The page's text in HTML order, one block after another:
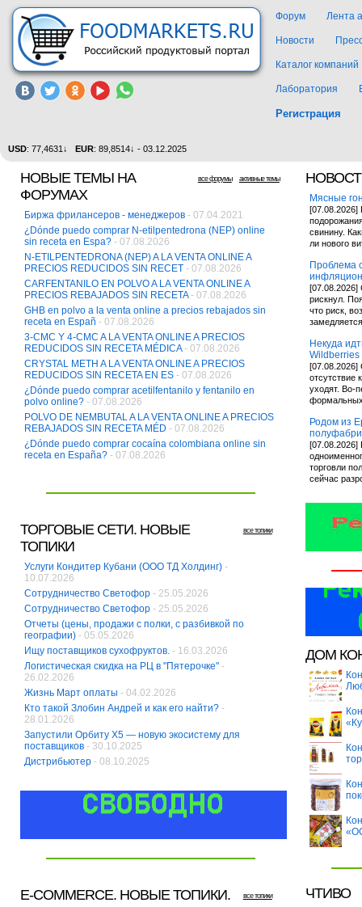
Форум Лента
Новости
Каталог компаний
Лаборатория
Регистрация
USD: 77,4631↓ EUR: 89,8514↓ - 03.12.2025
активные темы
все форумы
НОВЫЕ ТЕМЫ НА
ФОРУМАХ
Биржа фрилансеров - менеджеров - 07.04.2021
¿Dónde puedo comprar N-etilpentedrona (NEP) online
sin receta en Espa? - 07.08.2026
N-ETILPENTEDRONA (NEP) A LA VENTA ONLINE A
PRECIOS REDUCIDOS SIN RECET - 07.08.2026
CARFENTANILO EN POLVO A LA VENTA ONLINE A
PRECIOS REBAJADOS SIN RECETA- 07.08.2026
GHB en polvo a la venta online a precios rebajados sin
receta en Españ - 07.08.2026
3-CMC Y 4-CMC A LA VENTA ONLINE A PRECIOS
REDUCIDOS SIN RECETA MÉDICA- 07.08.2026
CRYSTAL METH A LA VENTA ONLINE A PRECIOS
REDUCIDOS SIN RECETA EN ES - 07.08.2026
¿Dónde puedo comprar acetilfentanilo y fentanilo en
polvo online? - 07.08.2026
POLVO DE NEMBUTAL A LA VENTA ONLINE A PRECIOS
REBAJADOS SIN RECETA MÉD - 07.08.2026
¿Dónde puedo comprar cocaína colombiana online sin
receta en España? - 07.08.2026
все топики
ТОРГОВЫЕ СЕТИ. НОВЫЕ
ТОПИКИ
Услуги Кондитер Кубани (ООО ТД Холдинг) -
10.07.2026
Сотрудничество Светофор - 25.05.2026
Сотрудничество Светофор - 25.05.2026
Отчеты (цены, продажи с полки, с разбивкой по
географии) - 05.05.2026
Ищу поставщиков сухофруктов. - 16.03.2026
Логистическая скидка на РЦ в "Пятерочке" -
26.02.2026
Жизнь Март оплаты - 04.02.2026
Кто такой Злобин Андрей и как его найти? -
28.01.2026
Запустили Орбиту Х5 — новую экосистему для
поставщиков - 30.10.2025
Дистрибьютер - 08.10.2025
E-COMMERCE. НОВЫЕ ТОПИКИ. все топики
Мясные
[07.08.2026]
свинину.
ли нового
Проблема
[07.08.2026]
рискнул.
что риск,
Некуда
Wildberries
[07.08.2026]
отсутствие
уходят. Во-
Родом из
[07.08.2026]
торговли
сейчас
ДОМ
ЧТИВО